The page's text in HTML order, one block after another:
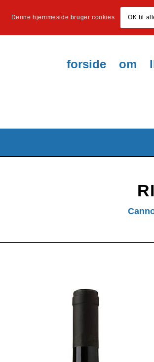
forside om
Denne hjemmeside bruger cookies OK til